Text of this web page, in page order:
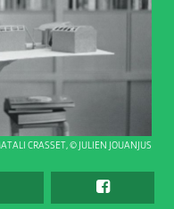
CRASSET, © JULIEN JOUANJUS